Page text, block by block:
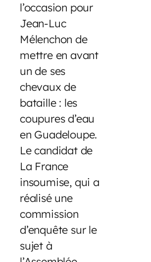
l’occasion pour
Jean-Luc
Mélenchon de
mettre en avant
un de ses
chevaux de
bataille : les
coupures d’eau
en Guadeloupe.
Le candidat de
La France
insoumise, qui a
réalisé une
commission
d’enquête sur le
sujet à